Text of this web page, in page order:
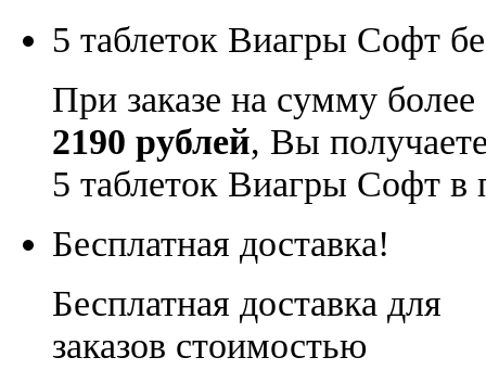
5 таблеток Виагры Софт
При заказе на сумму более
2190 рублей, Вы
5 таблеток Виагры Софт в
Бесплатная доставка!
Бесплатная доставка для
заказов стоимостью